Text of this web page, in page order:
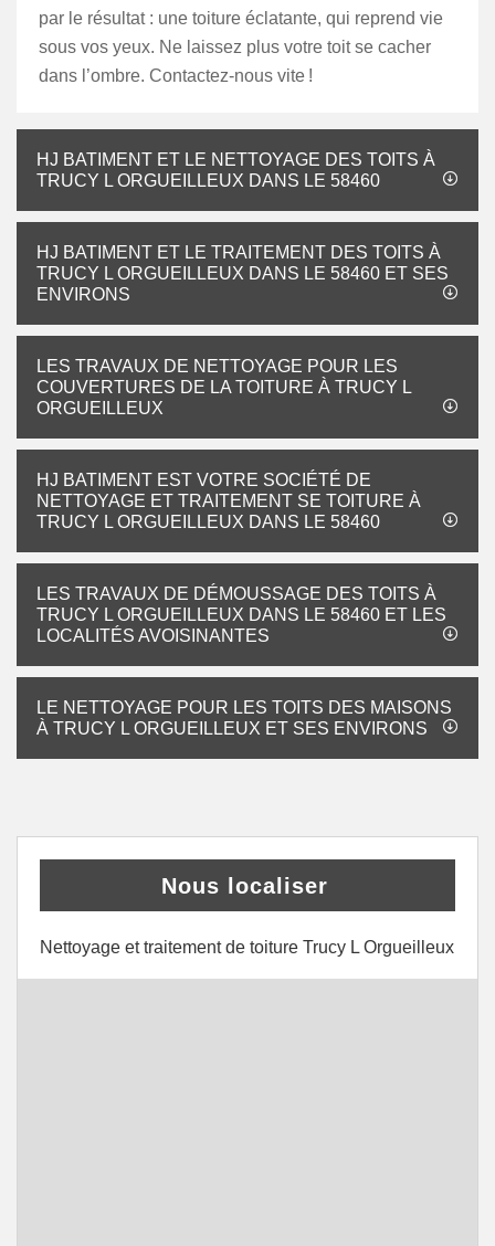
par le résultat : une toiture éclatante, qui reprend vie
sous vos yeux. Ne laissez plus votre toit se cacher
dans l’ombre. Contactez-nous vite !
HJ BATIMENT ET LE NETTOYAGE DES TOITS À
TRUCY L ORGUEILLEUX DANS LE 58460
HJ BATIMENT ET LE TRAITEMENT DES TOITS À
TRUCY L ORGUEILLEUX DANS LE 58460 ET SES
ENVIRONS
LES TRAVAUX DE NETTOYAGE POUR LES
COUVERTURES DE LA TOITURE À TRUCY L
ORGUEILLEUX
HJ BATIMENT EST VOTRE SOCIÉTÉ DE
NETTOYAGE ET TRAITEMENT SE TOITURE À
TRUCY L ORGUEILLEUX DANS LE 58460
LES TRAVAUX DE DÉMOUSSAGE DES TOITS À
TRUCY L ORGUEILLEUX DANS LE 58460 ET LES
LOCALITÉS AVOISINANTES
LE NETTOYAGE POUR LES TOITS DES MAISONS
À TRUCY L ORGUEILLEUX ET SES ENVIRONS
Nous localiser
Nettoyage et traitement de toiture Trucy L Orgueilleux